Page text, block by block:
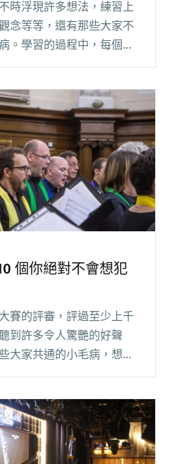
時浮現許多想法，練習上
念等等，還有那些大家不
。學習的過程中，每個人
雖然問題不同，遭遇的心
。有心要學閱讀全文 "一
成？你不可不知的十大學
個你絕對不會想犯
賽的評審，評過至少上千
到許多令人驚艷的好聲
大家共通的小毛病，想在
全文 "歌唱比賽心法：10
誤！"